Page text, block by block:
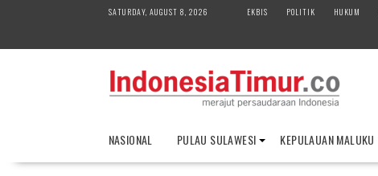
SATURDAY, AUGUST 8, 2026 EKBIS POLITIK HUKUM
NASIONAL PULAU SULAWESI KEPULAUAN MALUKU